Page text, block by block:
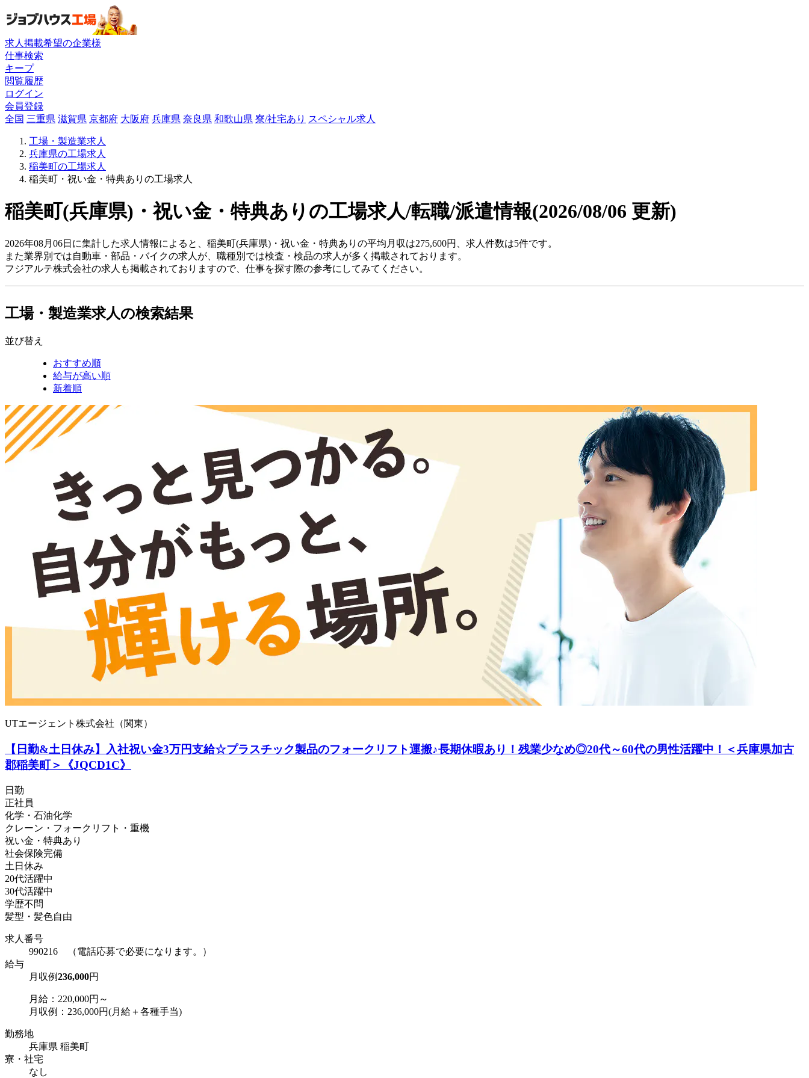
求人掲載希望の企業様
仕事検索
キープ
閲覧履歴
ログイン
会員登録
全国 三重県 滋賀県 京都府 大阪府 兵庫県 奈良県 和歌山県 寮/社宅あり スペシャル求人
工場・製造業求人
兵庫県の工場求人
稲美町の工場求人
稲美町・祝い金・特典ありの工場求人
稲美町(兵庫県)・祝い金・特典ありの工場求人/転職/派遣情報(2026/08/06 更新)
2026年08月06日に集計した求人情報によると、稲美町(兵庫県)・祝い金・特典ありの平均月収は275,600円、求人件数は5件です。
また業界別では自動車・部品・バイクの求人が、職種別では検査・検品の求人が多く掲載されております。
フジアルテ株式会社の求人も掲載されておりますので、仕事を探す際の参考にしてみてください。
工場・製造業求人の検索結果
並び替え
おすすめ順
給与が高い順
新着順
UTエージェント株式会社（関東）
【日勤&土日休み】入社祝い金3万円支給☆プラスチック製品のフォークリフト運搬♪長期休暇あり！残業少なめ◎20代～60代の男性活躍中！＜兵庫県加古
郡稲美町＞《JQCD1C》
日勤
正社員
化学・石油化学
クレーン・フォークリフト・重機
祝い金・特典あり
社会保険完備
土日休み
20代活躍中
30代活躍中
学歴不問
髪型・髪色自由
求人番号
990216 （電話応募で必要になります。）
給与
月収例236,000円
月給：220,000円～
月収例：236,000円(月給＋各種手当)
勤務地
兵庫県 稲美町
寮・社宅
なし